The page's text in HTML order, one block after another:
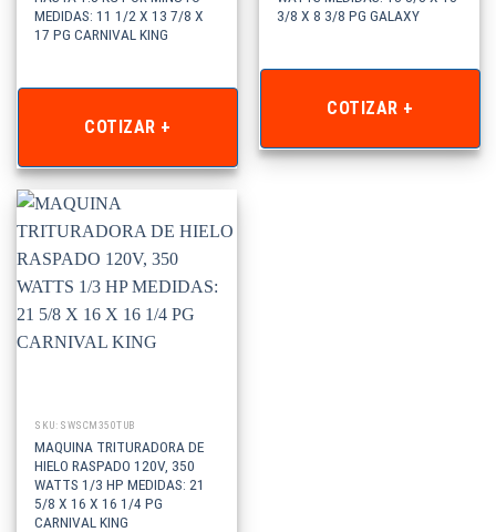
MEDIDAS: 11 1/2 X 13 7/8 X
17 PG CARNIVAL KING
COTIZAR +
3/8 X 8 3/8 PG GALAXY
COTIZAR +
SKU: SWSCM350TUB
MAQUINA TRITURADORA DE
HIELO RASPADO 120V, 350
WATTS 1/3 HP MEDIDAS: 21
5/8 X 16 X 16 1/4 PG
CARNIVAL KING